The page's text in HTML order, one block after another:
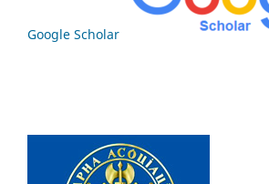
Google Scholar